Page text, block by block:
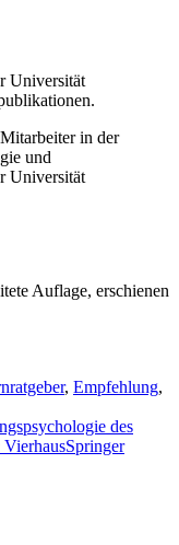
Universität
in der
und
Universität
Auflage, erschienen
, Empfehlung,
des
Springer